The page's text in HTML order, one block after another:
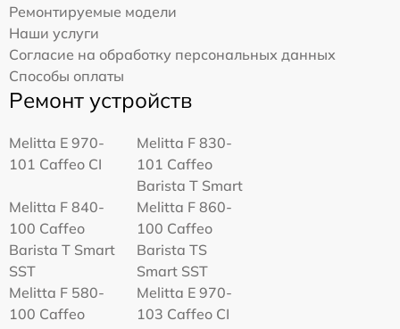
Ремонтируемые модели
Наши услуги
Согласие на обработку персональных данных
Способы оплаты
Ремонт устройств
Melitta Е 970-
101 Caffeo CI
Melitta F 830-
101 Caffeo
Barista T Smart
Melitta F 840-
100 Caffeo
Barista T Smart
SST
Melitta F 860-
100 Caffeo
Barista TS
Smart SST
Melitta F 580-
100 Caffeo
Melitta Е 970-
103 Caffeo CI